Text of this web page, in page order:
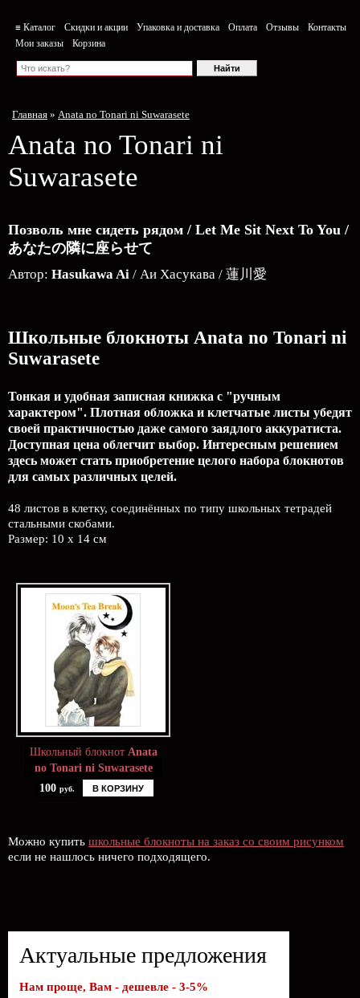
≡ Каталог Скидки и акции Упаковка и доставка Оплата Отзывы
Контакты
Мои заказы
Корзина
Главная » Anata no Tonari ni Suwarasete
Anata no Tonari ni
Suwarasete
Позволь мне сидеть рядом / Let Me Sit Next To You /
あなたの隣に座らせて
Автор: Hasukawa Ai / Аи Хасукава / 蓮川愛
Школьные блокноты Anata no Tonari ni
Suwarasete
Тонкая и удобная записная книжка с "ручным
характером". Плотная обложка и клетчатые листы убедят
своей практичностью даже самого заядлого аккуратиста.
Доступная цена облегчит выбор. Интересным решением
здесь может стать приобретение целого набора блокнотов
для самых различных целей.
48 листов в клетку, соединённых по типу школьных тетрадей
стальными скобами.
Размер: 10 x 14 см
Школьный блокнот Anata
no Tonari ni Suwarasete
100 руб. В КОРЗИНУ
Можно купить школьные блокноты на заказ со своим рисунком
если не нашлось ничего подходящего.
Актуальные предложения
Нам проще, Вам - дешевле - 3-5%